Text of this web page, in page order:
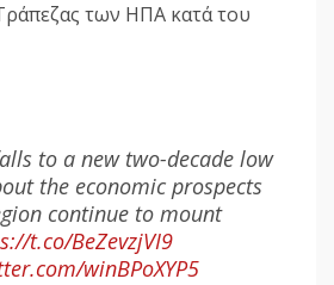
των ΗΠΑ κατά του
to a new two-decade low
the economic prospects
continue to mount
t.co/BeZevzjVI9
winBPoXYP5